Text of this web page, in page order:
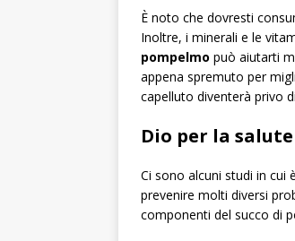
È noto che dovresti
Inoltre, i minerali e le
pompelmo può aiutarti
appena spremuto per
capelluto diventerà privo
Dio per la
Ci sono alcuni studi in
prevenire molti diversi
componenti del succo di